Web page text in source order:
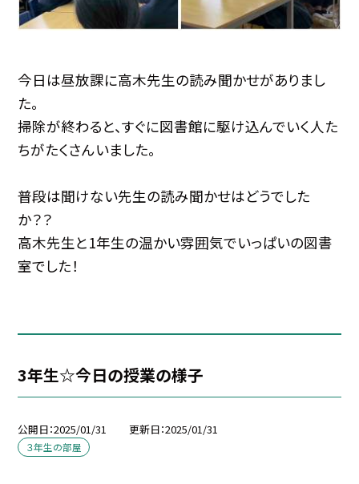
今日は昼放課に高木先生の読み聞かせがありまし
た。
掃除が終わると、すぐに図書館に駆け込んでいく人た
ちがたくさんいました。
普段は聞けない先生の読み聞かせはどうでした
か？？
高木先生と1年生の温かい雰囲気でいっぱいの図書
室でした！
3年生☆今日の授業の様子
公開日 2025/01/31 更新日 2025/01/31
３年生の部屋